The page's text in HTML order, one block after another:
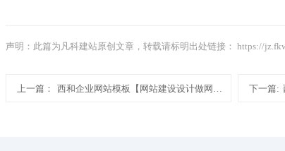
声明：此篇为凡科建站原创文章，转载请标明出处链接： https://
上一篇： 西和企业网站模板【网站建设设计做网站】 下一篇: